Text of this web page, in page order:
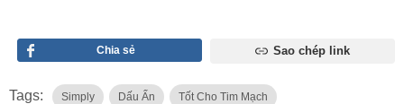
Chia sẻ Sao chép link
Tags: Simply Dấu Ấn Tốt Cho Tim Mạch